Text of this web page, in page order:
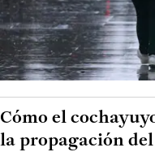
Cómo el
la propagación